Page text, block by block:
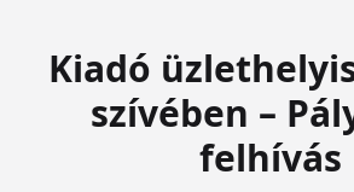
Kiadó
szívében –
felhívás